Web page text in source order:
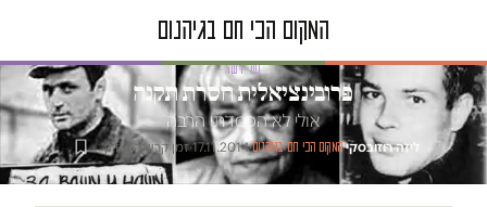
טור דעה
פרובינציאלית חסרת תקנה
אולי לא הפסדתי הרבה
ליזה רוזובסקי·המקום הכי חם בגיהנום·
17.11.2014
·זמן קריאה 4 דק׳